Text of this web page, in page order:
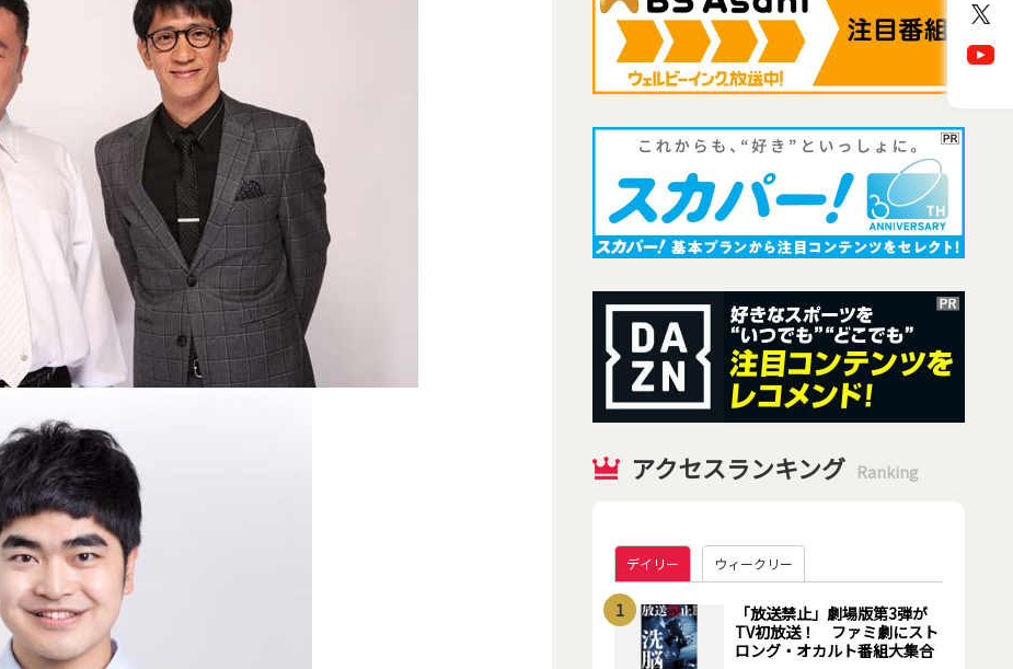
アクセスランキング Ranking
デイリー ウィークリー
1
「放送禁止」劇場版第3弾が
TV初放送！ ファミ劇にスト
ロング・オカルト番組大集合